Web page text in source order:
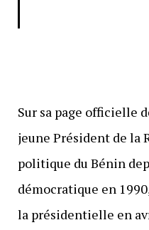
Sur sa page officielle
jeune Président de la
politique du Bénin
démocratique en
la présidentielle en